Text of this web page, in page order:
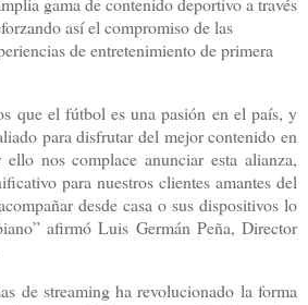
así el compromiso de las
de entretenimiento de primera
que el fútbol es una pasión en el país, y
para disfrutar del mejor contenido en
nos complace anunciar esta alianza,
para nuestros clientes amantes del
desde casa o sus dispositivos lo
afirmó Luis Germán Peña, Director
de streaming ha revolucionado la forma